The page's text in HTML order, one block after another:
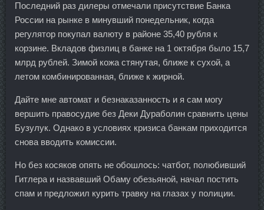
Последний раз дилеры отмечали присутствие Банка
России на рынке в минувший понедельник, когда
регулятор покупал валюту в районе 35,40 рубля к
корзине. Вкладов физлиц в банке на 1 октября было 15,7
млрд рублей. Зимой кожа стянутая, ближе к сухой, а
летом комбинированная, ближе к жирной.
Дайте мне автомат и безнаказанность и я сам могу
вершить правосудие без Деки Дураболин сравнить цены
Бузулук. Однако в условиях кризиса банкам приходится
снова вводить комиссии.
Но без косяков опять не обошлось: чатбот, полюбивший
Гитлера и назвавший Обаму обезьяной, начал постить
спам и предложил курить травку на глазах у полиции.